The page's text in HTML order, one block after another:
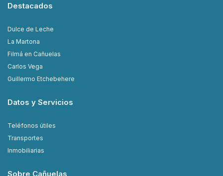
Destacados
Dulce de Leche
La Martona
Filmá en Cañuelas
Carlos Vega
Guillermo Etchebehere
Datos y Servicios
Teléfonos útiles
Transportes
Inmobiliarias
Sobre Cañuelas